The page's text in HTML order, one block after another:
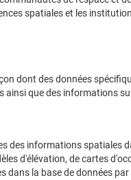
spatiales et les
dont des données
que des informations
des informations spatiales
d'élévation, de cartes
la base de données